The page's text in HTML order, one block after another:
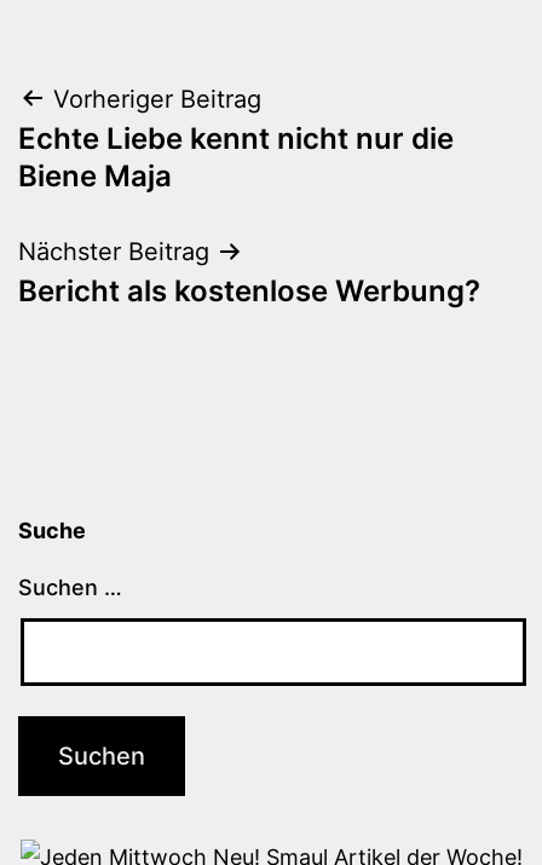
Beitragsnavigation
Vorheriger Beitrag
Echte Liebe kennt nicht nur die
Biene Maja
Nächster Beitrag
Bericht als kostenlose Werbung?
Suche
Suchen …